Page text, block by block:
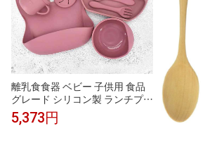
離乳食食器 ベビー 子供用 食品
グレード シリコン製 ランチプレ
ート 一体型 三つ仕切り 食事用
滑り止め 7点セット 1歳以上
5,373円